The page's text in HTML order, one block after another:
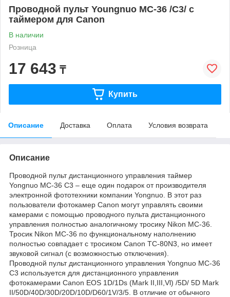
Проводной пульт Youngnuo MC-36 /C3/ с
таймером для Canon
В наличии
Розница
17 643 ₸
Купить
Описание Доставка Оплата Условия возврата
Описание
Проводной пульт дистанционного управления таймер
Yongnuo MC-36 C3 – еще один подарок от производителя
электронной фототехники компании Yongnuo. В этот раз
пользователи фотокамер Canon могут управлять своими
камерами с помощью проводного пульта дистанционного
управления полностью аналогичному тросику Nikon MC-36.
Тросик Nikon MC-36 по функциональному наполнению
полностью совпадает с тросиком Canon TC-80N3, но имеет
звуковой сигнал (с возможностью отключения).
Проводной пульт дистанционного управления Yongnuo MC-36
C3 используется для дистанционного управления
фотокамерами Canon EOS 1D/1Ds (Mark II,III,Vl) /5D/ 5D Mark
II/50D/40D/30D/20D/10D/D60/1V/3/5. В отличие от обычного